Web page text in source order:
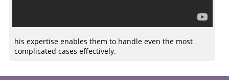
his expertise enables them to handle even the most
complicated cases effectively.